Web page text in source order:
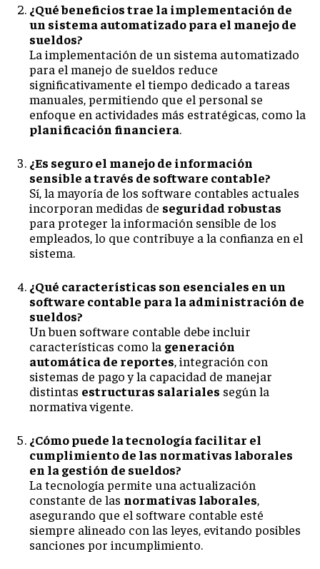
¿Qué beneficios trae la implementación de
un sistema automatizado para el manejo de
sueldos?
La implementación de un sistema automatizado
para el manejo de sueldos reduce
significativamente el tiempo dedicado a tareas
manuales, permitiendo que el personal se
enfoque en actividades más estratégicas, como la
planificación financiera.
¿Es seguro el manejo de información
sensible a través de software contable?
Sí, la mayoría de los software contables actuales
incorporan medidas de seguridad robustas
para proteger la información sensible de los
empleados, lo que contribuye a la confianza en el
sistema.
¿Qué características son esenciales en un
software contable para la administración de
sueldos?
Un buen software contable debe incluir
características como la generación
automática de reportes, integración con
sistemas de pago y la capacidad de manejar
distintas estructuras salariales según la
normativa vigente.
¿Cómo puede la tecnología facilitar el
cumplimiento de las normativas laborales
en la gestión de sueldos?
La tecnología permite una actualización
constante de las normativas laborales,
asegurando que el software contable esté
siempre alineado con las leyes, evitando posibles
sanciones por incumplimiento.